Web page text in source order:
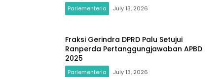
Parlementeria July 13, 2026
Fraksi Gerindra DPRD Palu Setujui
Ranperda Pertanggungjawaban APBD
2025
Parlementeria July 13, 2026